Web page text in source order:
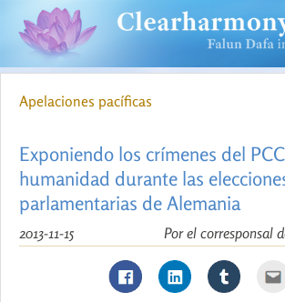
Apelaciones pacíficas
Exponiendo los crímenes del
humanidad durante las
parlamentarias de Alemania
Por el corresponsal
2013-11-15